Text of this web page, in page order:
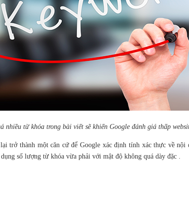
nhiều từ khóa trong bài viết sẽ khiến Google đánh giá thấp
thành một căn cứ để Google xác định tính xác thực về
số lượng từ khóa vừa phải với mật độ không quá dày đặc .